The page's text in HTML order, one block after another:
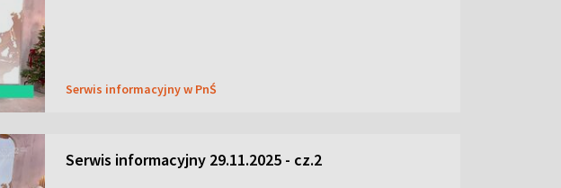
Serwis informacyjny w PnŚ
Serwis informacyjny 29.11.2025 - cz.2